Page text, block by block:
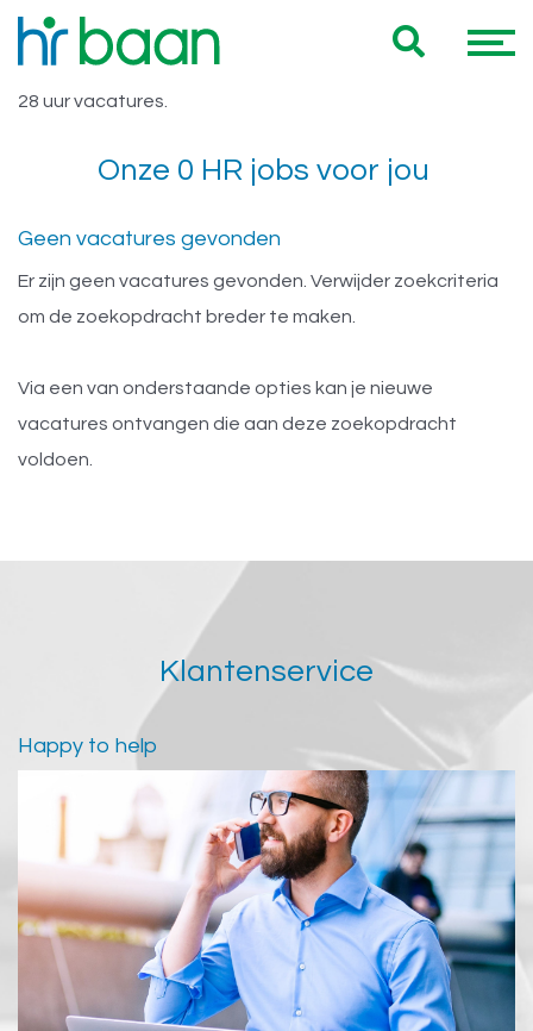
Vacatures Noord Holland 28 uur
Hieronder vind je een overzicht van al onze Noord Holland
28 uur vacatures.
Onze 0 HR jobs voor jou
Geen vacatures gevonden
Er zijn geen vacatures gevonden. Verwijder zoekcriteria
om de zoekopdracht breder te maken.
Via een van onderstaande opties kan je nieuwe
vacatures ontvangen die aan deze zoekopdracht
voldoen.
Klantenservice
Happy to help